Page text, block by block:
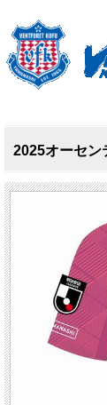
2025オーセ